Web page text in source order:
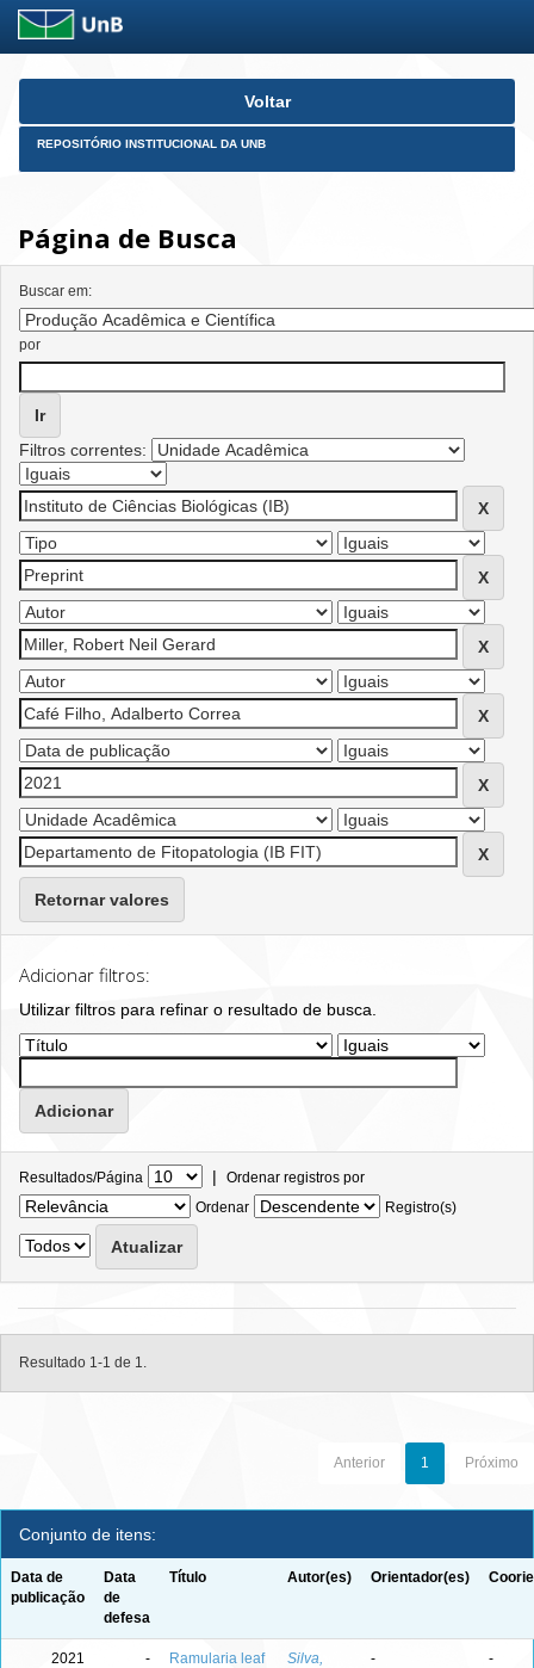
Skip
Voltar
REPOSITÓRIO INSTITUCIONAL DA UNB
Página de Busca
Buscar em:
por
Filtros correntes:
Retornar valores
Adicionar filtros:
Utilizar filtros para refinar o resultado de busca.
Resultados/Página | Ordenar registros por
Ordenar
Registro(s)
Resultado 1-1 de 1.
Anterior 1 Próximo
Conjunto de itens:
Data de
publicação
Data
de
defesa
Título Autor(es) Orientador(es)
2021 -
Ramularia leaf
Silva,
- -